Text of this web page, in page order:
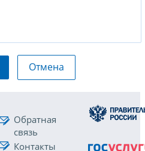
Отмена
Обратная
связь
Контакты